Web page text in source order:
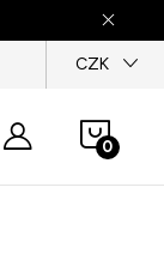
CZK
košík